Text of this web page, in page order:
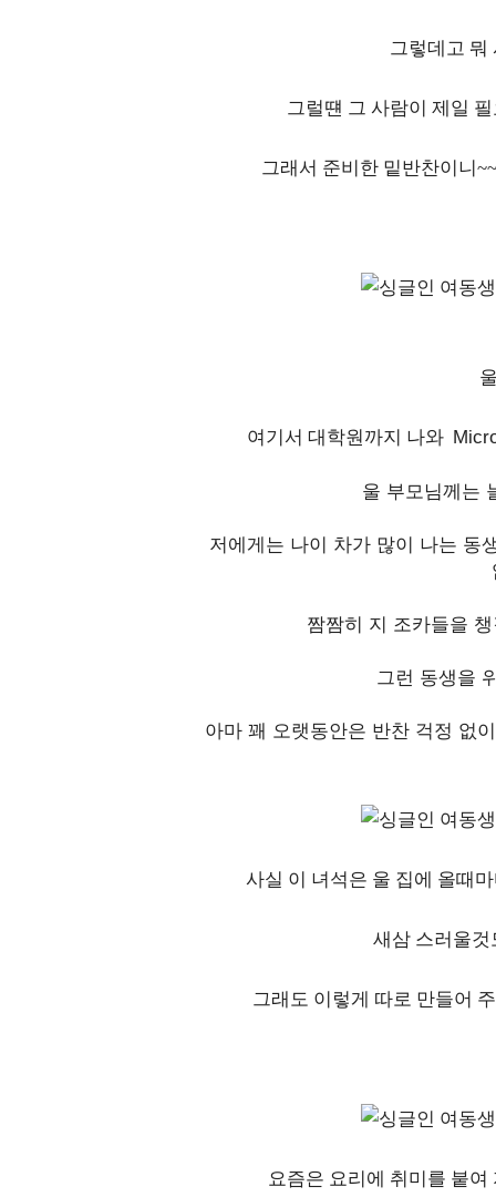
그렇데고 뭐
그럴떈 그 사람이 제일
그래서 준비한 밑반찬이니
여기서 대학원까지 나와
울 부모님께는
저에게는 나이 차가 많이 나는 동
짬짬히 지 조카들을
그런 동생을
아마 꽤 오랫동안은 반찬 걱정 없
사실 이 녀석은 울 집에 올때
새삼 스러울것
그래도 이렇게 따로 만들어
요즘은 요리에 취미를 붙